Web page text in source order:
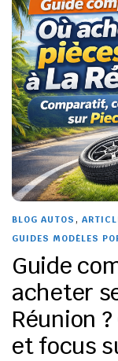
BLOG AUTOS ,
GUIDES MODÈLES
Guide
acheter
Réunion
et focus